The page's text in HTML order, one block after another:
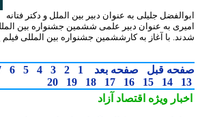
جلیلی به عنوان دبیر بین الملل و دکتر فتانه
به عنوان دبیر علمی ششمین جشنواره بین المللی
با آغاز به کارششمین جشنواره بین المللی فیلم
قبل صفحه بعد 1
2
3
4
5
6
7
14
15
16
17
18
19
20
ویژهاقتصاد آزاد